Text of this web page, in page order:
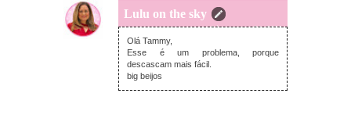
Lulu on the sky
sexta-feira, agosto 21, 2020
Olá Tammy,
Esse é um problema, porque
descascam mais fácil.
big beijos